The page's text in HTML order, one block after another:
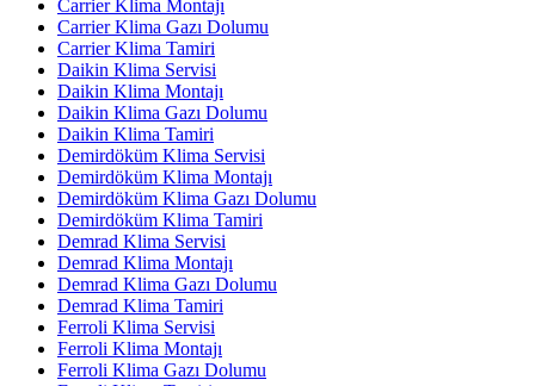
Carrier Klima Montajı
Carrier Klima Gazı Dolumu
Carrier Klima Tamiri
Daikin Klima Servisi
Daikin Klima Montajı
Daikin Klima Gazı Dolumu
Daikin Klima Tamiri
Demirdöküm Klima Servisi
Demirdöküm Klima Montajı
Demirdöküm Klima Gazı Dolumu
Demirdöküm Klima Tamiri
Demrad Klima Servisi
Demrad Klima Montajı
Demrad Klima Gazı Dolumu
Demrad Klima Tamiri
Ferroli Klima Servisi
Ferroli Klima Montajı
Ferroli Klima Gazı Dolumu